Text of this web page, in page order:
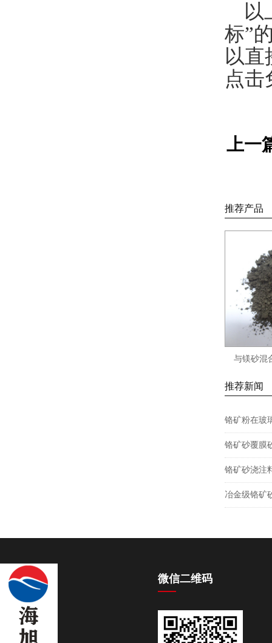
以
标”
以
点击
上一
推荐产品
与镁砂混
推荐新闻
铬矿粉在玻
铬矿砂覆膜
铬矿砂浇注
冶金级铬矿
微信二维码